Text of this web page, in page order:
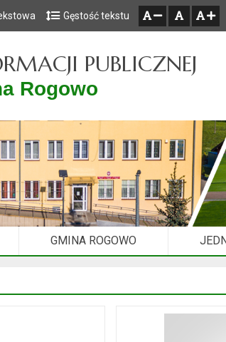
głównego menu
do treści
mapy serwisuGęstość tekstu
PUBLICZNEJ
Rogowo
GMINA ROGOWO